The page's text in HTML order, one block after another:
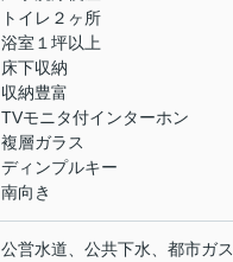
トイレ２ヶ所
浴室１坪以上
床下収納
収納豊富
TVモニタ付インターホン
複層ガラス
ディンプルキー
南向き
公営水道、公共下水、都市ガス